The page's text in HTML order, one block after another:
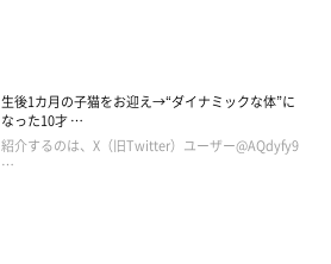
生後1カ月の子猫をお迎え→“ダイナミックな体”に
なった10才 …
紹介するのは、X（旧Twitter）ユーザー@AQdyfy9
…